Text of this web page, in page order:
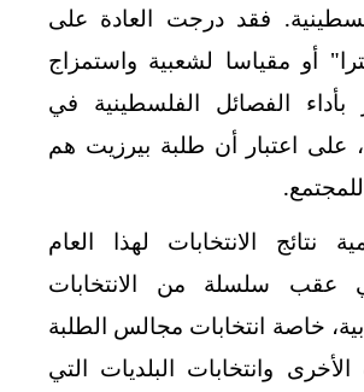
فقد درجت العادة على
أو مقياسا لشعبية واستمزاج
بأداء الفصائل الفلسطينية في
على اعتبار أن طلبة بيرزيت هم
.
نتائج الانتخابات لهذا العام
عقب سلسلة من الانتخابات
خاصة انتخابات مجالس الطلبة
وانتخابات البلديات التي